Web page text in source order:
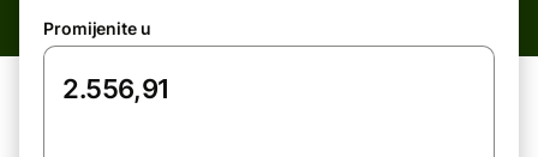
Promijenite u